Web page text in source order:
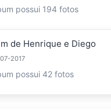
possui 194 fotos
de Henrique e Diego
2017
possui 42 fotos